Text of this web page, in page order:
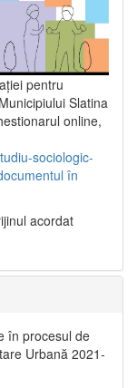
pentru
Slatina
online,
sociologic-
în
acordat
în procesul de
Urbană 2021‐